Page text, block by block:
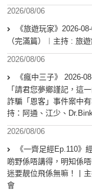
2026/08/06
《旅遊玩家》2026-
（完滿篇）︱主持 : 旅
2026/08/06
《瘋中三子》 2026-
「請君您夢鄉謹記，這
詐騙「恩客」事件案中
持：阿通、江少、
2026/08/06
《一齊足經Ep.110》
啲野係唔講得，明知係
迷要靚位飛係無嘛！丨
會